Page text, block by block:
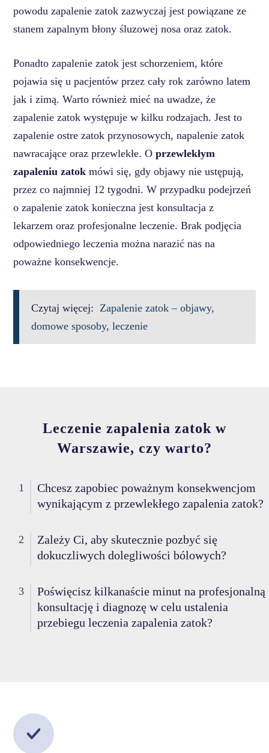
powodu zapalenie zatok zazwyczaj jest powiązane ze
stanem zapalnym błony śluzowej nosa oraz zatok.
Ponadto zapalenie zatok jest schorzeniem, które
pojawia się u pacjentów przez cały rok zarówno latem
jak i zimą. Warto również mieć na uwadze, że
zapalenie zatok występuje w kilku rodzajach. Jest to
zapalenie ostre zatok przynosowych, napalenie zatok
nawracające oraz przewlekłe. Oprzewlekłym
zapaleniu zatok mówi się, gdy objawy nie ustępują,
przez co najmniej 12 tygodni. W przypadku podejrzeń
o zapalenie zatok konieczna jest konsultacja z
lekarzem oraz profesjonalne leczenie. Brak podjęcia
odpowiedniego leczenia można narazić nas na
poważne konsekwencje.
Czytaj więcej: Zapalenie zatok – objawy,
domowe sposoby, leczenie
Leczenie zapalenia zatok w
Warszawie, czy warto?
1
Chcesz zapobiec poważnym konsekwencjom
wynikającym z przewlekłego zapalenia zatok?
2
Zależy Ci, aby skutecznie pozbyć się
dokuczliwych dolegliwości bólowych?
3
Poświęcisz kilkanaście minut na profesjonalną
konsultację i diagnozę w celu ustalenia
przebiegu leczenia zapalenia zatok?